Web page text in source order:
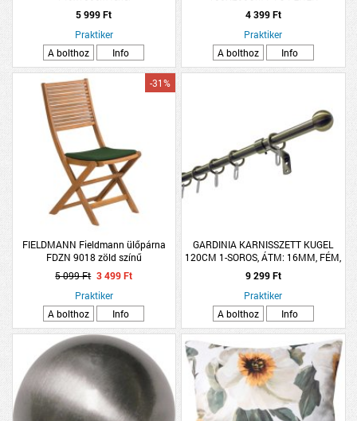
5 999 Ft
Praktiker
A bolthoz
Info
4 399 Ft
Praktiker
A bolthoz
Info
FIELDMANN Fieldmann ülőpárna
FDZN 9018 zöld színű
38,5x38,5x5cm
-31%
5 099 Ft 3 499 Ft
Praktiker
A bolthoz
Info
GARDINIA KARNISSZETT KUGEL
120CM 1-SOROS, ÁTM: 16MM, FÉM,
ANITK SÁRGARÉZ
9 299 Ft
Praktiker
A bolthoz
Info